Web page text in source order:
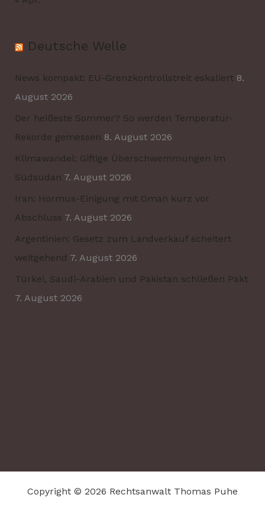
Deutsche Welle
News kompakt: EU-Grenzkontrollstreit eskaliert 8.
August 2026
Der heißeste Sommer? So werden Temperatur-
Rekorde gemessen 8. August 2026
Klimawandel: Giftige Überschwemmungen im
Südsudan 7. August 2026
Iran: Hormus-Einigung mit Oman kurz vor
Abschluss 7. August 2026
Argentinien: Gesetz zum Landverkauf scheitert
weitgehend 7. August 2026
Türkei, Saudi-Arabien und Pakistan schließen Pakt
7. August 2026
Copyright © 2026 Rechtsanwalt Thomas Puhe